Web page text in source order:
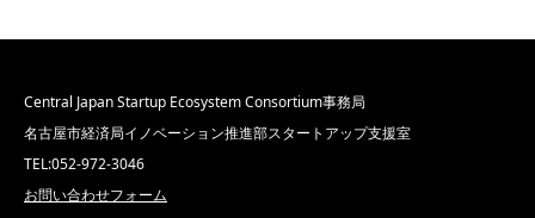
Central Japan Startup Ecosystem Consortium事務局
名古屋市経済局イノベーション推進部スタートアップ支援室
TEL:052-972-3046
お問い合わせフォーム